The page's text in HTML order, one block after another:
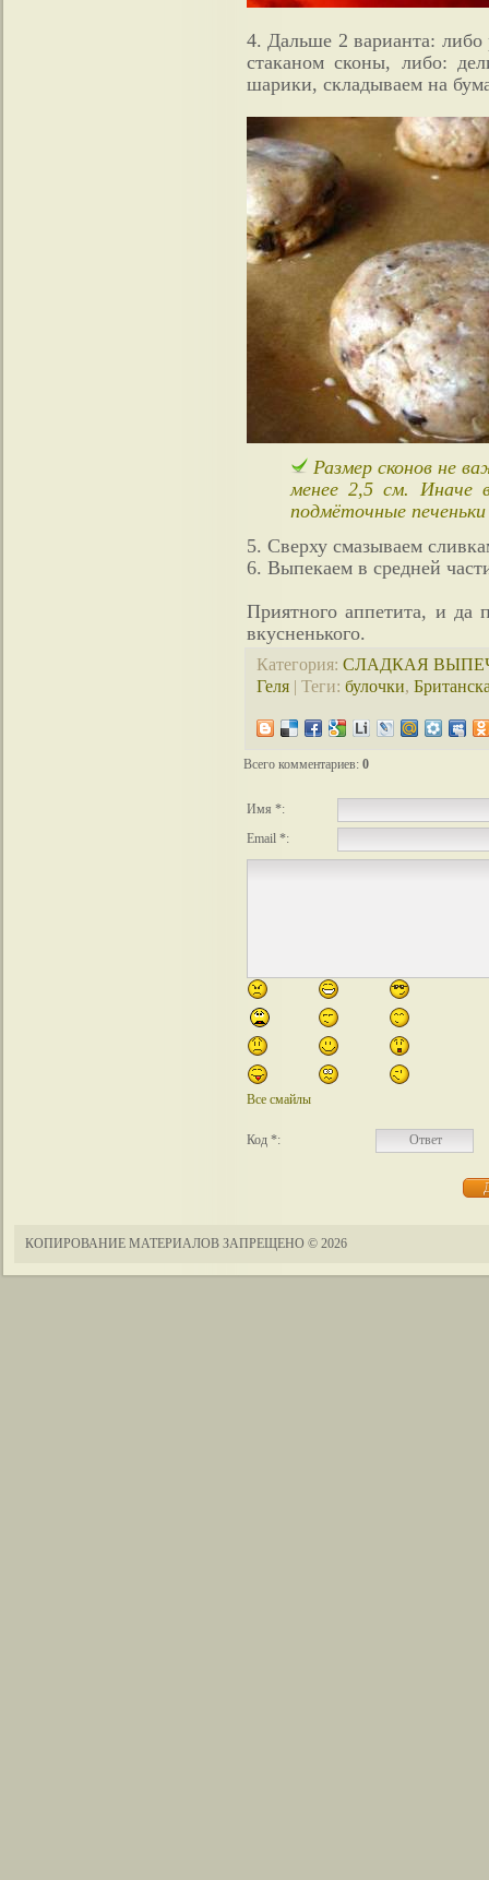
4. Дальше 2 варианта: либо
стаканом сконы, либо:
шарики, складываем на
Размер сконов не
менее 2,5 см. Иначе
подмёточные
5. Сверху смазываем
6. Выпекаем в средней
Приятного аппетита, и да
вкусненького.
Категория: СЛАДКАЯ
Геля | Теги: булочки,
Всего комментариев: 0
Имя *:
Email *:
Все смайлы
Код *:
КОПИРОВАНИЕ МАТЕРИАЛОВ ЗАПРЕЩЕНО © 2026